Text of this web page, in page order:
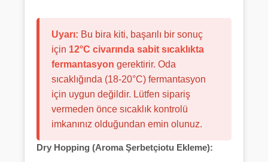
Uyarı: Bu bira kiti, başarılı bir sonuç
için 12°C civarında sabit sıcaklıkta
fermantasyon gerektirir. Oda
sıcaklığında (18-20°C) fermantasyon
için uygun değildir. Lütfen sipariş
vermeden önce sıcaklık kontrolü
imkanınız olduğundan emin olunuz.
Dry Hopping (Aroma Şerbetçiotu Ekleme):